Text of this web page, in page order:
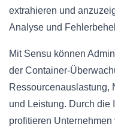
extrahieren und
Analyse und
Mit Sensu können
der Container-
Ressourcenauslastung,
und Leistung. Durch die
profitieren